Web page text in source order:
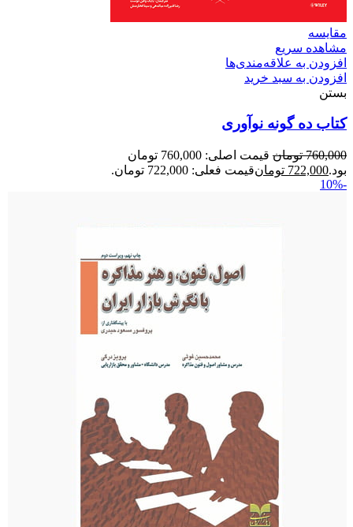
مقایسه
مشاهده سریع
افزودن به علاقه‌مندی‌ها
افزودن به سبد خرید
بستن
کتاب ده گونه نوآوری
760,000 تومان
قیمت اصلی: 760,000 تومان
بود.722,000 تومانقیمت فعلی: 722,000 تومان.
-10%